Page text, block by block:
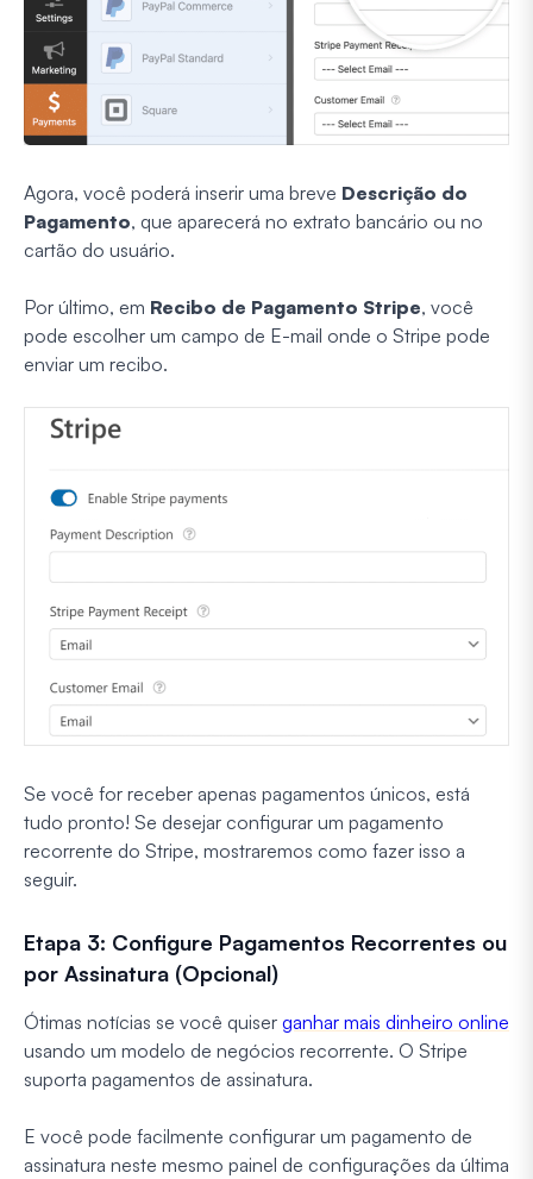
Agora, você poderá inserir uma breve Descrição do
Pagamento, que aparecerá no extrato bancário ou no
cartão do usuário.
Por último, em Recibo de Pagamento Stripe, você
pode escolher um campo de E-mail onde o Stripe pode
enviar um recibo.
Se você for receber apenas pagamentos únicos, está
tudo pronto! Se desejar configurar um pagamento
recorrente do Stripe, mostraremos como fazer isso a
seguir.
Etapa 3: Configure Pagamentos Recorrentes ou
por Assinatura (Opcional)
Ótimas notícias se você quiser ganhar mais dinheiro online
usando um modelo de negócios recorrente. O Stripe
suporta pagamentos de assinatura.
E você pode facilmente configurar um pagamento de
assinatura neste mesmo painel de configurações da última